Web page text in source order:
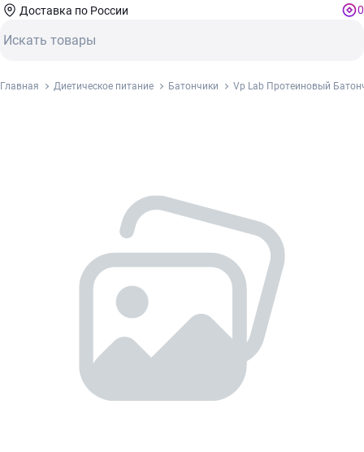
Доставка по России 0
Главная Диетическое питание Батончики Vp Lab Протеиновый